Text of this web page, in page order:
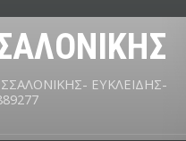
ΕΥΚΛΕΙΔΗΣ-